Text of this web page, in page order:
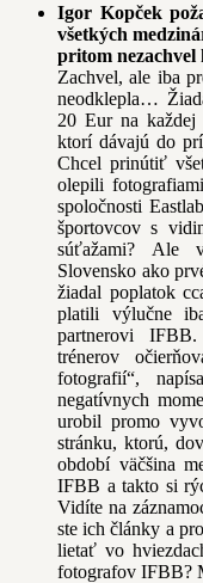
Igor Kopček
všetkých
pritom nezachvel
Zachvel, ale iba
neodklepla…
20 Eur na každej
ktorí dávajú do
Chcel prinútiť
olepili
spoločnosti
športovcov s
súťažami? Ale
Slovensko ako
žiadal poplatok
platili výlučne
partnerovi
trénerov
fotografií“,
negatívnych
urobil promo
stránku, ktorú,
období väčšina
IFBB a takto si
Vidíte na
ste ich články a
lietať vo
fotografov IFBB?